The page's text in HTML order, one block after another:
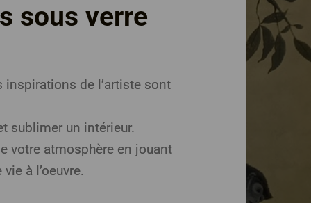
sous verre
inspirations de l’artiste sont
sublimer un intérieur.
votre atmosphère en jouant
à l’oeuvre.